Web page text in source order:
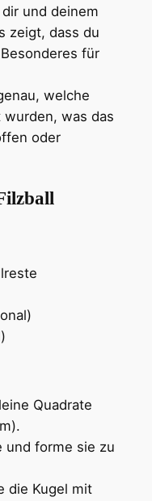
und deinem
zeigt, dass du
für
welche
was das
oder
Quadrate
und forme sie zu
die Kugel mit